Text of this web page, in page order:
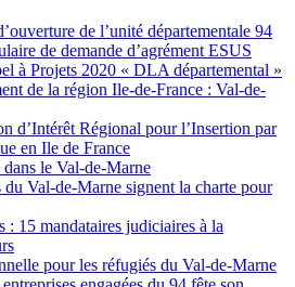
de l’unité départementale 94
de demande d’agrément ESUS
à Projets 2020 « DLA départemental »
de la région Ile-de-France : Val-de-
d’Intérêt Régional pour l’Insertion par
en Ile de France
le Val-de-Marne
du Val-de-Marne signent la charte pour
: 15 mandataires judiciaires à la
pour les réfugiés du Val-de-Marne